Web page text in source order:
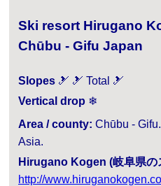
Ski resort Hirugano
Chūbu - Gifu Japan
Slopes 🎿 🎿 Total 🎿
Vertical drop ❄
Area / county: Chūbu - Gifu.
Asia.
Hirugano Kogen (岐阜県
http://